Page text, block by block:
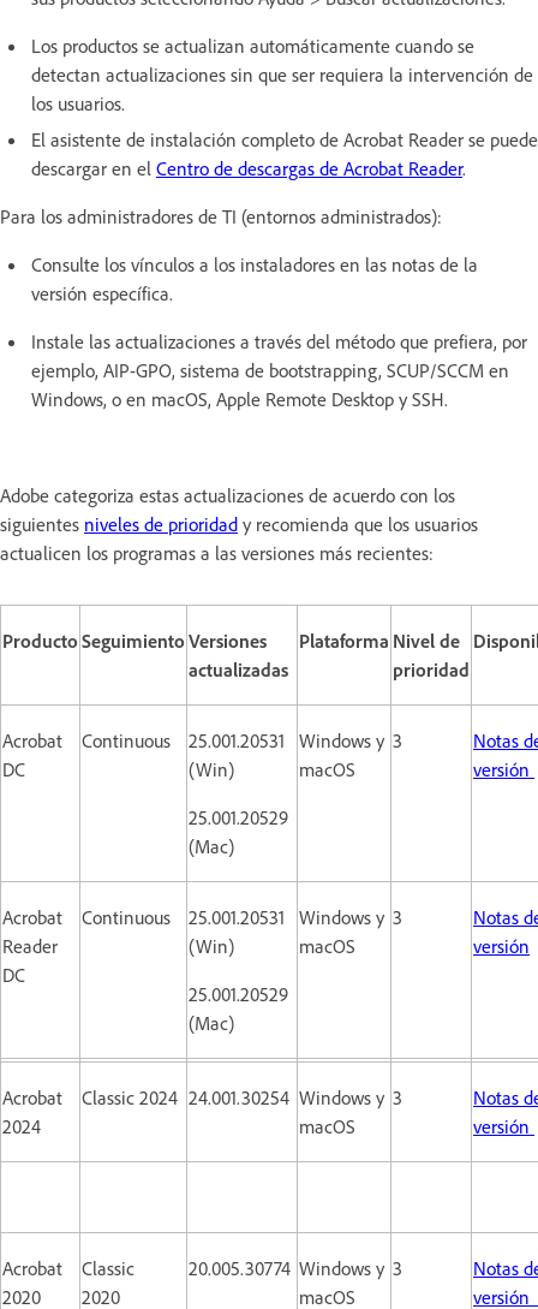
Los productos se actualizan automáticamente cuando se
detectan actualizaciones sin que ser requiera la intervención de
los usuarios.
El asistente de instalación completo de Acrobat Reader se puede
descargar en el Centro de descargas de Acrobat Reader.
Para los administradores de TI (entornos administrados):
Consulte los vínculos a los instaladores en las notas de la
versión específica.
Instale las actualizaciones a través del método que prefiera, por
ejemplo, AIP-GPO, sistema de bootstrapping, SCUP/SCCM en
Windows, o en macOS, Apple Remote Desktop y SSH.
Adobe categoriza estas actualizaciones de acuerdo con los
siguientes niveles de prioridad y recomienda que los usuarios
actualicen los programas a las versiones más recientes:
Producto Seguimiento Versiones
actualizadas
Plataforma Nivel de
prioridad
Acrobat
DC
Continuous
25.001.20531
(Win)
25.001.20529
(Mac)
Windows y
macOS
3
Notas
versión
Acrobat
Reader
DC
Continuous
25.001.20531
(Win)
25.001.20529
(Mac)
Windows y
macOS
3
Notas
versión
Acrobat
2024
Classic 2024 24.001.30254 Windows y
macOS
3
Notas
versión
Acrobat
2020
Classic
2020
20.005.30774 Windows y
macOS
3
Notas